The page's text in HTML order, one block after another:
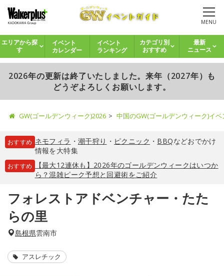
MENU
エリアから探
す
イベント
カレンダー
イベント
ランキング
カテゴリ別
おすすめ
最新
ニュース
2026年の更新は終了いたしました。来年（2027年）も
どうぞよろしくお願いします。
GW(ゴールデンウィーク)2026 中国のGW(ゴールデンウィーク)イ
おすすめ ネモフィラ ・ 潮干狩り ・ ピクニック ・ BBQなどおでかけ
情報を大特集
おすすめ
【最大12連休も】2026年のゴールデンウィークはいつか
ら？混雑ピーク予想と回避術をご紹介
フォレストアドベンチャー・たた
らの里
島根県雲南市
アスレチック